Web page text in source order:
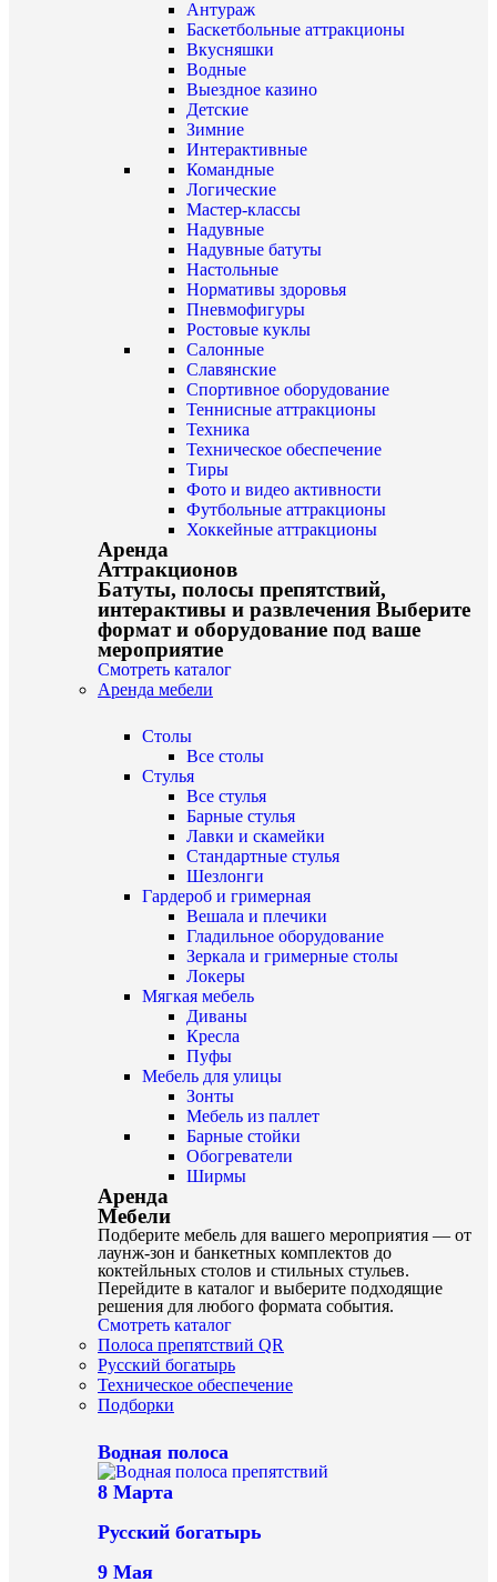
Антураж
Баскетбольные аттракционы
Вкусняшки
Водные
Выездное казино
Детские
Зимние
Интерактивные
Командные
Логические
Мастер-классы
Надувные
Надувные батуты
Настольные
Нормативы здоровья
Пневмофигуры
Ростовые куклы
Салонные
Славянские
Спортивное оборудование
Теннисные аттракционы
Техника
Техническое обеспечение
Тиры
Фото и видео активности
Футбольные аттракционы
Хоккейные аттракционы
Аренда
Аттракционов
Батуты, полосы препятствий,
интерактивы и развлечения Выберите
формат и оборудование под ваше
мероприятие
Смотреть каталог
Аренда мебели
Столы
Все столы
Стулья
Все стулья
Барные стулья
Лавки и скамейки
Стандартные стулья
Шезлонги
Гардероб и гримерная
Вешала и плечики
Гладильное оборудование
Зеркала и гримерные столы
Локеры
Мягкая мебель
Диваны
Кресла
Пуфы
Мебель для улицы
Зонты
Мебель из паллет
Барные стойки
Обогреватели
Ширмы
Аренда
Мебели
Подберите мебель для вашего мероприятия — от
лаунж-зон и банкетных комплектов до
коктейльных столов и стильных стульев.
Перейдите в каталог и выберите подходящие
решения для любого формата события.
Смотреть каталог
Полоса препятствий QR
Русский богатырь
Техническое обеспечение
Подборки
Водная полоса
8 Марта
Русский богатырь
9 Мая